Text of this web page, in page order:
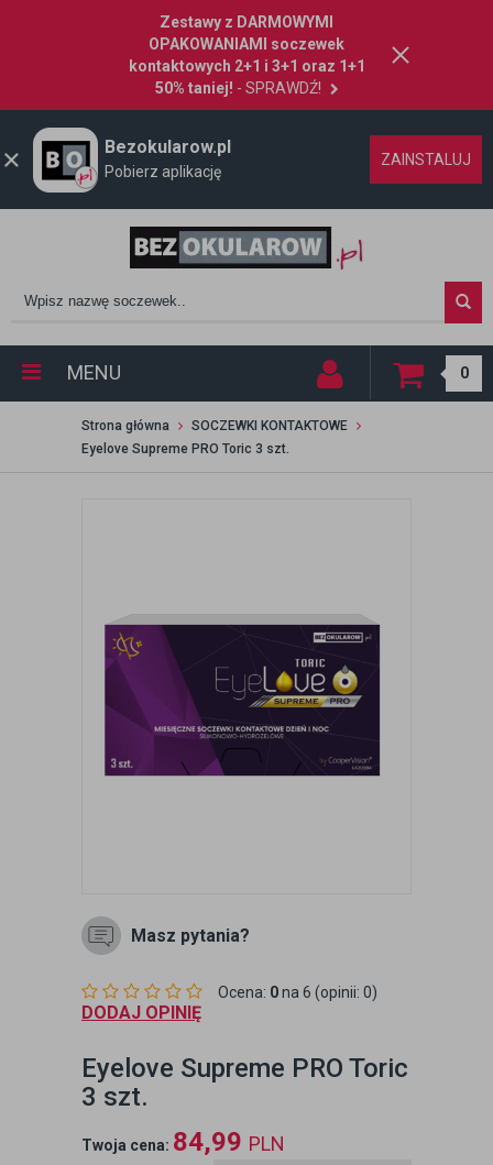
Zestawy z DARMOWYMI
OPAKOWANIAMI soczewek
kontaktowych 2+1 i 3+1 oraz 1+1
50% taniej! - SPRAWDŹ!
Bezokularow.pl
Pobierz aplikację
ZAINSTALUJ
MENU 0
Strona główna
SOCZEWKI KONTAKTOWE
Eyelove Supreme PRO Toric 3 szt.
Masz pytania?
Ocena: 0na 6 (opinii: 0)
DODAJ OPINIĘ
Eyelove Supreme PRO Toric
3 szt.
Twoja cena: 84,99 PLN